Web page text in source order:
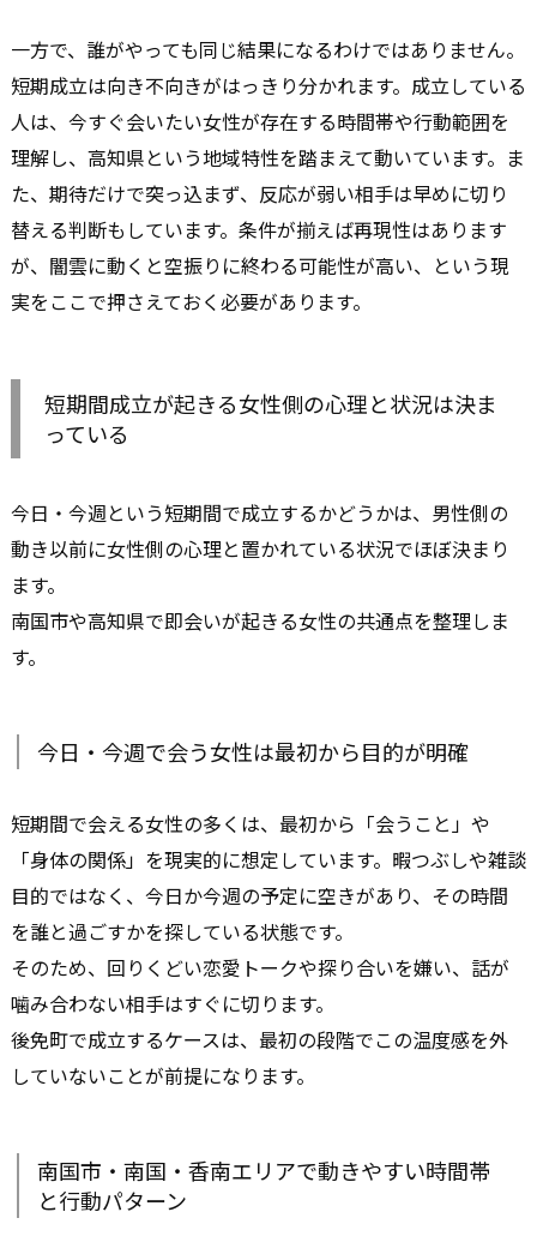
一方で、誰がやっても同じ結果になるわけではありません。
短期成立は向き不向きがはっきり分かれます。成立している
人は、今すぐ会いたい女性が存在する時間帯や行動範囲を
理解し、高知県という地域特性を踏まえて動いています。ま
た、期待だけで突っ込まず、反応が弱い相手は早めに切り
替える判断もしています。条件が揃えば再現性はあります
が、闇雲に動くと空振りに終わる可能性が高い、という現
実をここで押さえておく必要があります。
短期間成立が起きる女性側の心理と状況は決ま
っている
今日・今週という短期間で成立するかどうかは、男性側の
動き以前に女性側の心理と置かれている状況でほぼ決まり
ます。
南国市や高知県で即会いが起きる女性の共通点を整理しま
す。
今日・今週で会う女性は最初から目的が明確
短期間で会える女性の多くは、最初から「会うこと」や
「身体の関係」を現実的に想定しています。暇つぶしや雑談
目的ではなく、今日か今週の予定に空きがあり、その時間
を誰と過ごすかを探している状態です。
そのため、回りくどい恋愛トークや探り合いを嫌い、話が
噛み合わない相手はすぐに切ります。
後免町で成立するケースは、最初の段階でこの温度感を外
していないことが前提になります。
南国市・南国・香南エリアで動きやすい時間帯
と行動パターン